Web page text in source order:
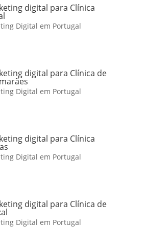
digital para Clínica
Digital em Portugal
digital para Clínica de
Digital em Portugal
digital para Clínica
Digital em Portugal
digital para Clínica de
Digital em Portugal